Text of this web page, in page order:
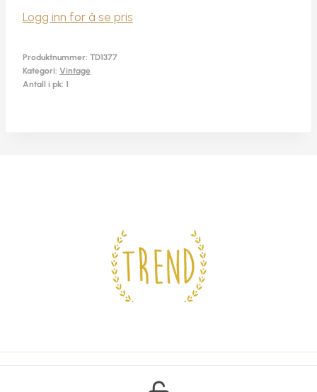
Logg inn for å se pris
Produktnummer: TD1377
Kategori: Vintage
Antall i pk: 1
© 2026 Trend Design AS -